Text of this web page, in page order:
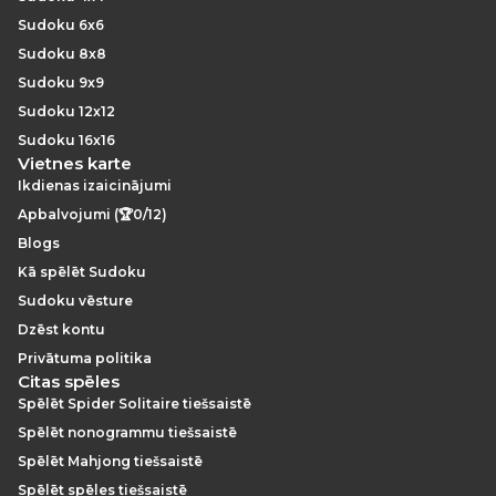
Sudoku 6x6
Sudoku 8x8
Sudoku 9x9
Sudoku 12x12
Sudoku 16x16
Vietnes karte
Ikdienas izaicinājumi
Apbalvojumi (🏆0/12)
Blogs
Kā spēlēt Sudoku
Sudoku vēsture
Dzēst kontu
Privātuma politika
Citas spēles
Spēlēt Spider Solitaire tiešsaistē
Spēlēt nonogrammu tiešsaistē
Spēlēt Mahjong tiešsaistē
Spēlēt spēles tiešsaistē